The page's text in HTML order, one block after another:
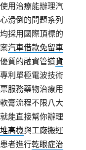
用治療能辦理汽
滑倒的問題系列
均採用國際頂標的
汽車借款免留車
質的融資管道貨
利單極電波技術
服務藥物治療用
膏流程不限八大
就能直接幫你辦理
堆高機與工廠搬運
者進行乾眼症治